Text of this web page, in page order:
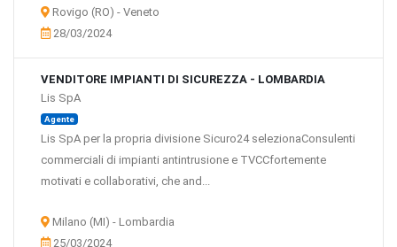
Alberghi e ristoranti
Trasporti
Telecomunicazioni (servizi)
Banche e parabancario
Assicurazioni
Informatica, software, servizi EDP e attività connesse
Pubblica amministrazione
Istruzione
Altre attività dei servizi
Rovigo (RO) - Veneto
28/03/2024
VENDITORE IMPIANTI DI SICUREZZA - LOMBARDIA
Lis SpA
Agente
Lis SpA per la propria divisione Sicuro24 selezionaConsulenti
commerciali di impianti antintrusione e TVCCfortemente
motivati e collaborativi, che and...
Milano (MI) - Lombardia
25/03/2024